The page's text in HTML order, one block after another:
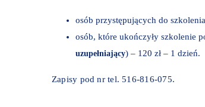
osób przystępujących do
osób, które ukończyły szkolenie
uzupełniający) – 120 zł – 1 dzień.
Zapisy pod nr tel. 516-816-075.